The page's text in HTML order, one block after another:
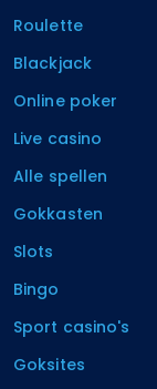
Roulette
Blackjack
Online poker
Live casino
Alle spellen
Gokkasten
Slots
Bingo
Sport casino's
Goksites